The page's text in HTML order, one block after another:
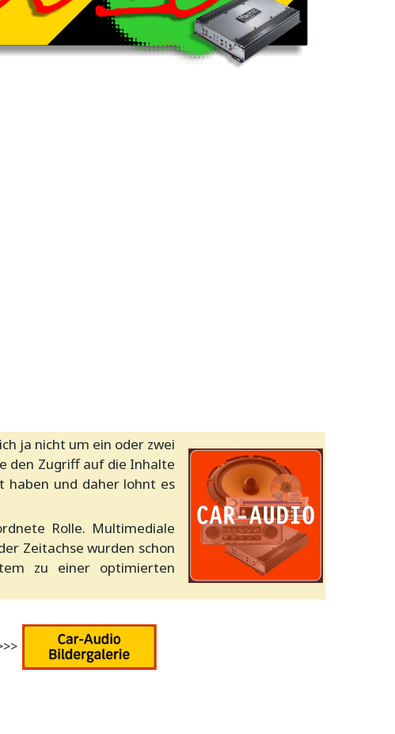
ja nicht um ein oder zwei
den Zugriff auf die Inhalte
haben und daher lohnt es
Rolle. Multimediale
Zeitachse wurden schon
zu einer optimierten